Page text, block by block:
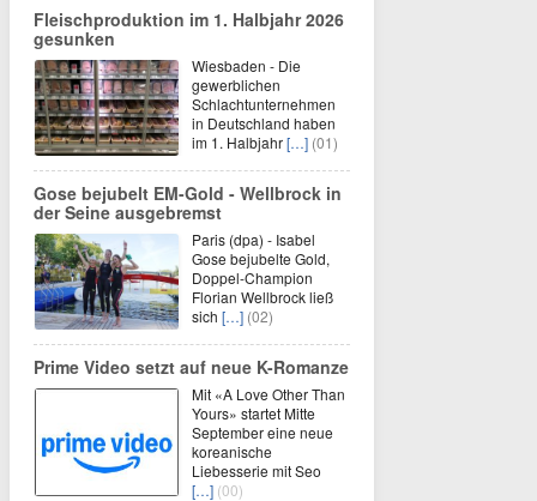
Fleischproduktion im 1. Halbjahr 2026
gesunken
Wiesbaden - Die
gewerblichen
Schlachtunternehmen
in Deutschland haben
im 1. Halbjahr[…] (01)
Gose bejubelt EM-Gold - Wellbrock in
der Seine ausgebremst
Paris (dpa) - Isabel
Gose bejubelte Gold,
Doppel-Champion
Florian Wellbrock ließ
sich […] (02)
Prime Video setzt auf neue K-Romanze
Mit «A Love Other Than
Yours» startet Mitte
September eine neue
koreanische
Liebesserie mit Seo
[…] (00)